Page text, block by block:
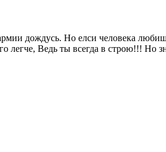
дождусь. Но елси человека
легче, Ведь ты всегда в строю!!! Но